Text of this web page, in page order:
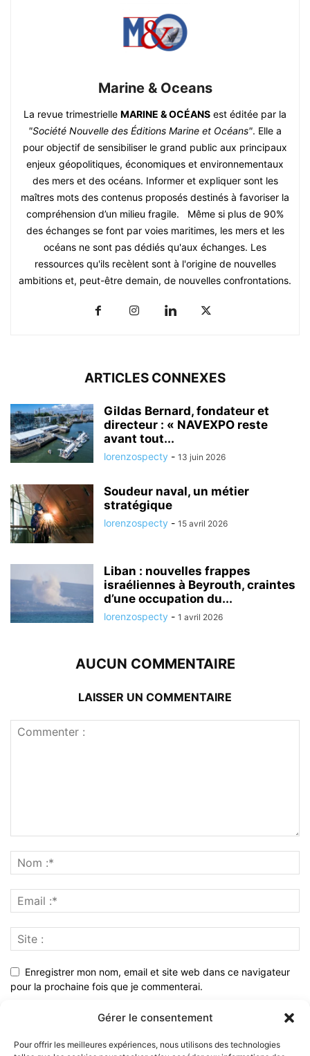
Gérer le consentement
Pour offrir les meilleures expériences, nous utilisons des technologies
Marine & Oceans
La revue trimestrielle MARINE & OCÉANS est éditée par la
"Société Nouvelle des Éditions Marine et Océans". Elle a
pour objectif de sensibiliser le grand public aux principaux
enjeux géopolitiques, économiques et environnementaux
des mers et des océans. Informer et expliquer sont les
maîtres mots des contenus proposés destinés à favoriser la
compréhension d’un milieu fragile. Même si plus de 90%
des échanges se font par voies maritimes, les mers et les
océans ne sont pas dédiés qu'aux échanges. Les
ressources qu'ils recèlent sont à l'origine de nouvelles
ambitions et, peut-être demain, de nouvelles confrontations.
ARTICLES CONNEXES
Gildas Bernard, fondateur et
directeur : « NAVEXPO reste
avant tout...
lorenzospecty - 13 juin 2026
Soudeur naval, un métier
stratégique
lorenzospecty - 15 avril 2026
Liban : nouvelles frappes
israéliennes à Beyrouth, craintes
d’une occupation du...
lorenzospecty - 1 avril 2026
AUCUN COMMENTAIRE
LAISSER UN COMMENTAIRE
Enregistrer mon nom, email et site web dans ce navigateur
pour la prochaine fois que je commenterai.